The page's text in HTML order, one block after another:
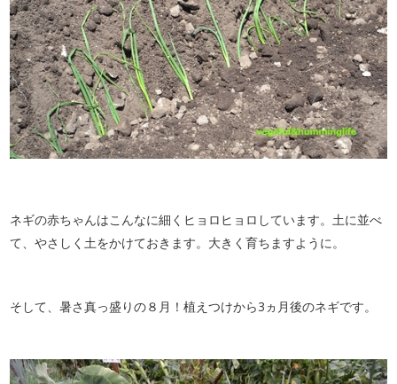
ネギの赤ちゃんはこんなに細くヒョロヒョロしています。土に並べ
て、やさしく土をかけておきます。大きく育ちますように。
そして、暑さ真っ盛りの８月！植えつけから3ヵ月後のネギです。